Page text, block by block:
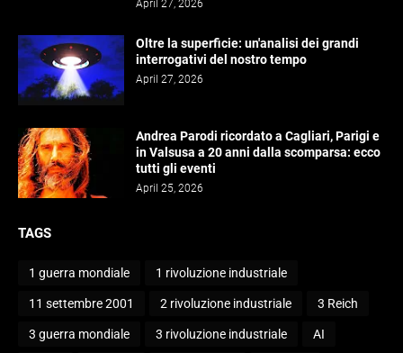
April 27, 2026
Oltre la superficie: un'analisi dei grandi
interrogativi del nostro tempo
April 27, 2026
Andrea Parodi ricordato a Cagliari, Parigi e
in Valsusa a 20 anni dalla scomparsa: ecco
tutti gli eventi
April 25, 2026
TAGS
1 guerra mondiale 1 rivoluzione industriale
11 settembre 2001 2 rivoluzione industriale 3 Reich
3 guerra mondiale 3 rivoluzione industriale AI